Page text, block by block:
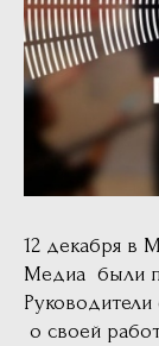
12 декабря в
Медиа были
о своей